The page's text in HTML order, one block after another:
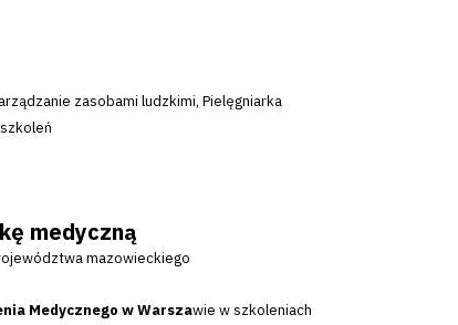
zasobami ludzkimi, Pielęgniarka
medyczną
mazowieckiego
Medycznego w Warszawie w szkoleniach